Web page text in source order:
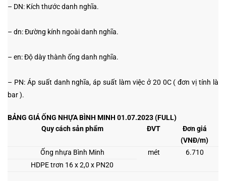
– DN: Kích thước danh nghĩa.
– dn: Đường kính ngoài danh nghĩa.
– en: Độ dày thành ống danh nghĩa.
– PN: Áp suất danh nghĩa, áp suất làm việc ở 20 0C ( đơn vị tính là
bar ).
BẢNG GIÁ ỐNG NHỰA BÌNH MINH 01.07.2023 (FULL)
Quy cách sản phẩm
ĐVT
Đơn giá
(VNĐ/m)
Ống nhựa Bình Minh
mét
6.710
HDPE trơn 16 x 2,0 x PN20